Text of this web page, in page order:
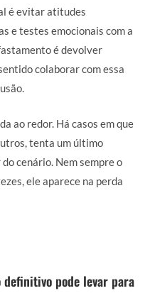
é evitar atitudes
e testes emocionais com a
é devolver
colaborar com essa
ao redor. Há casos em que
tenta um último
cenário. Nem sempre o
ele aparece na perda
definitivo pode levar para